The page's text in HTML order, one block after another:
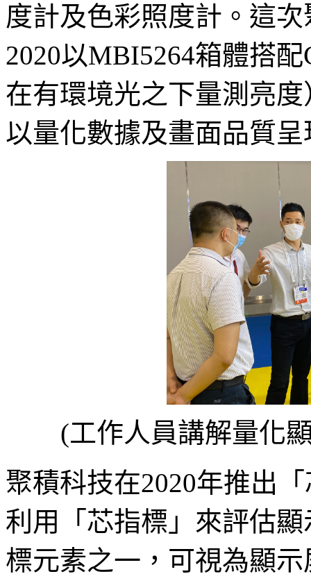
度計及色彩照度計。這
2020以MBI5264箱體搭
在有環境光之下量測亮
以量化數據及畫面品質呈
(工作人員講解量化
聚積科技在2020年推出
利用「芯指標」來評估
標元素之一，可視為顯